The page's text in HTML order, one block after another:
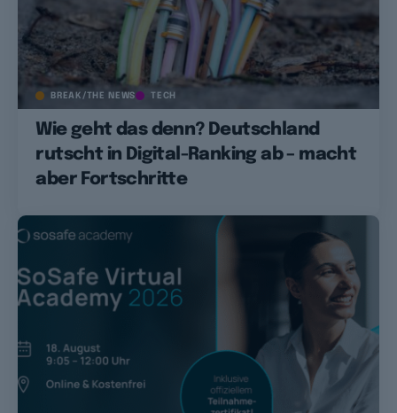
BREAK/THE NEWS TECH
Wie geht das denn? Deutschland
rutscht in Digital-Ranking ab – macht
aber Fortschritte